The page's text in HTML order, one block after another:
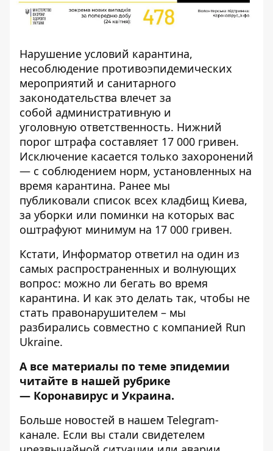
Нарушение условий карантина,
несоблюдение противоэпидемических
мероприятий и санитарного
законодательства влечет за
собой административную и
уголовную ответственность. Нижний
порог штрафа составляет 17 000 гривен.
Исключение касается только захоронений
— с соблюдением норм, установленных на
время карантина. Ранее мы
публиковали список всех кладбищ Киева,
за уборки или поминки на которых вас
оштрафуют минимум на 17 000 гривен.
Кстати, Информатор ответил на один из
самых распространенных и волнующих
вопрос: можно ли бегать во время
карантина. И как это делать так, чтобы не
стать правонарушителем – мы
разбирались совместно с компанией Run
Ukraine.
А все материалы по теме эпидемии
читайте в нашей рубрике
— Коронавирус и Украина.
Больше новостей в нашем Telegram-
канале. Если вы стали свидетелем